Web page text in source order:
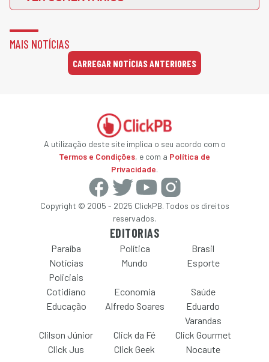
MAIS NOTÍCIAS
CARREGAR NOTÍCIAS ANTERIORES
A utilização deste site implica o seu acordo com o
Termos e Condições, e com a Política de
Privacidade.
Copyright © 2005 - 2025 ClickPB. Todos os direitos
reservados.
EDITORIAS
Paraíba Política
Brasil
Notícias
Policiais
Mundo Esporte
Cotidiano Economia
Saúde
Educação
Alfredo Soares
Eduardo
Varandas
Clilson Júnior
Click da Fé
Click Gourmet
Click Jus
Click Geek Nocaute